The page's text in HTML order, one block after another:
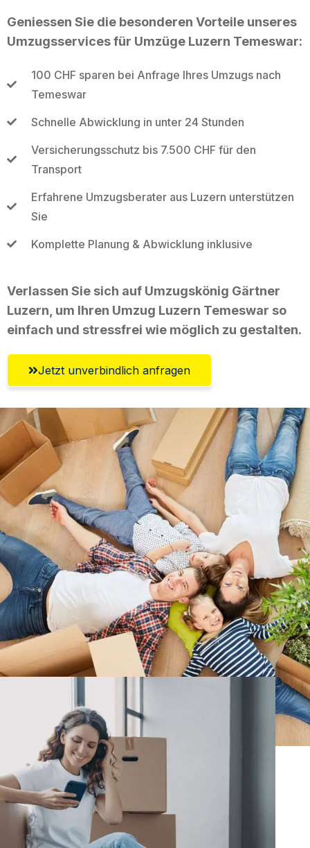
Geniessen Sie die besonderen Vorteile unseres
Umzugsservices für Umzüge Luzern Temeswar:
100 CHF sparen bei Anfrage Ihres Umzugs nach
Temeswar
Schnelle Abwicklung in unter 24 Stunden
Versicherungsschutz bis 7.500 CHF für den
Transport
Erfahrene Umzugsberater aus Luzern unterstützen
Sie
Komplette Planung & Abwicklung inklusive
Verlassen Sie sich auf Umzugskönig Gärtner
Luzern, um Ihren Umzug Luzern Temeswar so
einfach und stressfrei wie möglich zu gestalten.
Jetzt unverbindlich anfragen